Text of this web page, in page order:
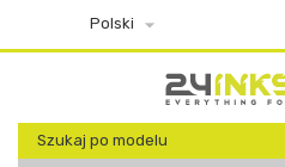
Polski 
Szukaj po modelu